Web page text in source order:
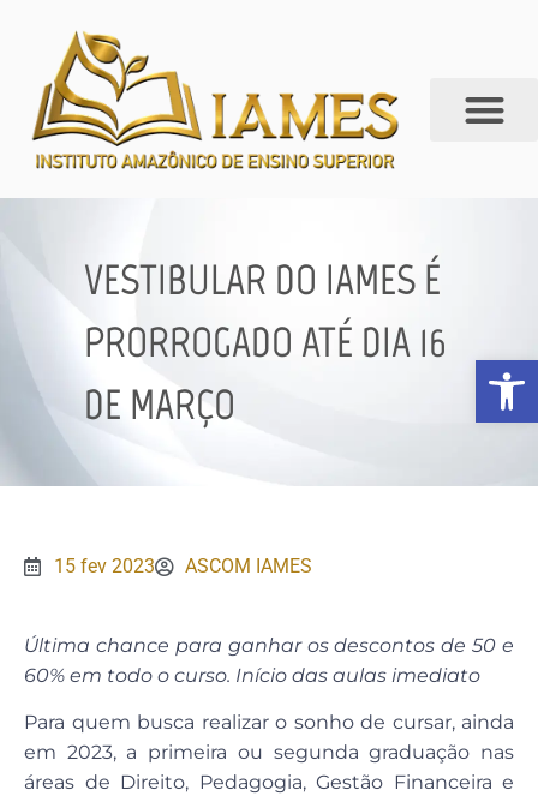
Abrir
VESTIBULAR DO IAMES É
PRORROGADO ATÉ DIA 16
DE MARÇO
15 fev 2023 ASCOM IAMES
Última chance para ganhar os descontos de 50 e
60% em todo o curso. Início das aulas imediato
Para quem busca realizar o sonho de cursar, ainda
em 2023, a primeira ou segunda graduação nas
áreas de Direito, Pedagogia, Gestão Financeira e